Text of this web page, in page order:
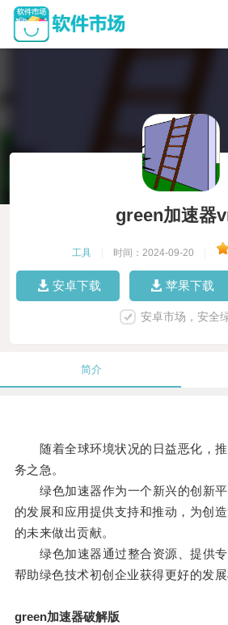
green加速器
工具 时间：2024-09-20
安卓下载 苹果下载
安卓市场，安全
简介
随着全球环境状况的日益恶化，推
务之急。
绿色加速器作为一个新兴的创新平
的发展和应用提供支持和推动，为创
的未来做出贡献。
绿色加速器通过整合资源、提供专
帮助绿色技术初创企业获得更好的发展
green加速器破解版